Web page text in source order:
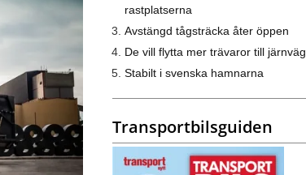
rastplatserna
Avstängd tågsträcka åter öppen
De vill flytta mer trävaror till järnväg
Stabilt i svenska hamnarna
Transportbilsguiden